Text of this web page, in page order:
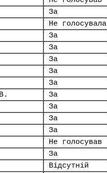
За
Не голосувала
За
За
За
За
За
За
За
За
За
Не голосував
За
Відсутній